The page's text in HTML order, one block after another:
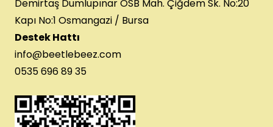
Demirtaş Dumlupınar OSB Mah. Çiğdem Sk. No:20
Kapı No:1 Osmangazi / Bursa
Destek Hattı
info@beetlebeez.com
0535 696 89 35